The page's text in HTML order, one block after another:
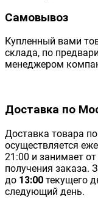
Самовывоз
Купленный вами
склада, по
менеджером
Доставка по
Доставка товара
осуществляется
21:00 и занимает
получения заказа.
до 13:00 текущего
следующий день.